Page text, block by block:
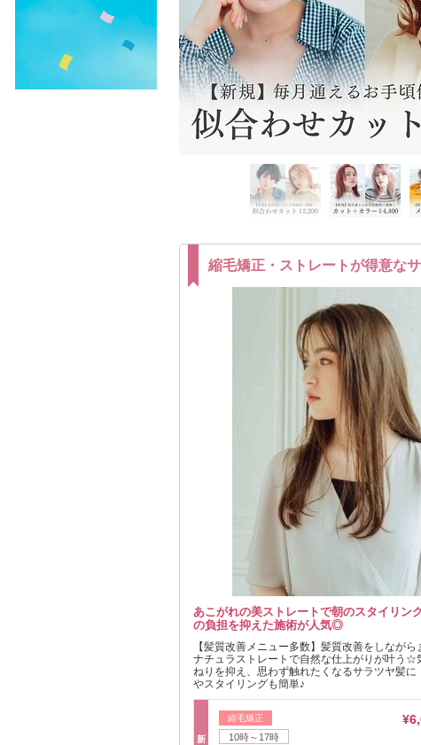
縮毛矯正・ストレートが得意な
あこがれの美ストレートで朝のスタイリン
の負担を抑えた施術が人気◎
【髪質改善メニュー多数】髪質改善をしなが
ナチュラストレートで自然な仕上がりが叶う☆
ねりを抑え、思わず触れたくなるサラツヤ髪に
やスタイリングも簡単♪
新
縮毛矯正
10時～17時